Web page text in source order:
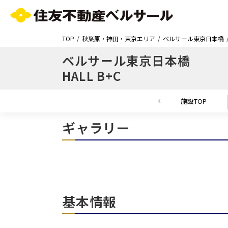
TOP 秋葉原・神田・東京エリア ベルサール東京日本橋
ベルサール東京日本橋
HALL B+C
施設TOP
ギャラリー
基本情報